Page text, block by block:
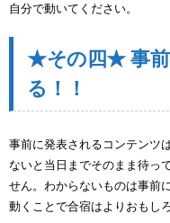
自分で動いてください。
★その四★ 事前
る！！
事前に発表されるコンテンツ
ないと当日までそのまま待っ
せん。わからないものは事前
動くことで合宿はよりおもし